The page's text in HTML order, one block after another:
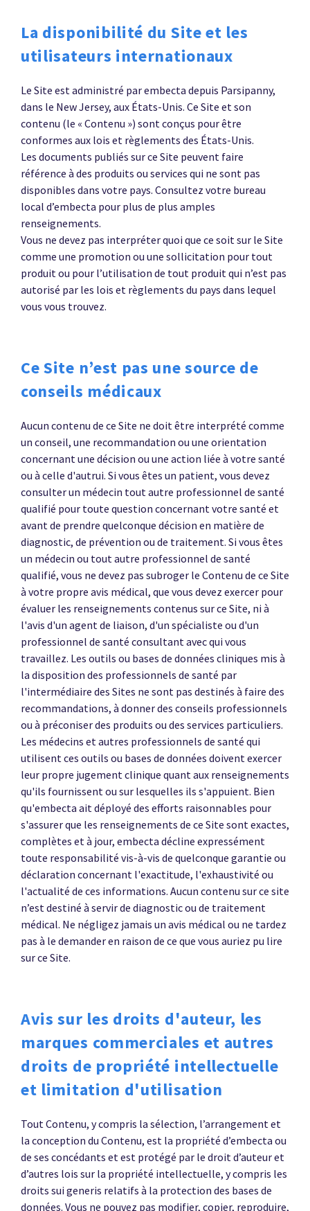
La disponibilité du Site et les
utilisateurs internationaux
Le Site est administré par embecta depuis Parsipanny,
dans le New Jersey, aux États-Unis. Ce Site et son
contenu (le « Contenu ») sont conçus pour être
conformes aux lois et règlements des États-Unis.
Les documents publiés sur ce Site peuvent faire
référence à des produits ou services qui ne sont pas
disponibles dans votre pays. Consultez votre bureau
local d’embecta pour plus de plus amples
renseignements.
Vous ne devez pas interpréter quoi que ce soit sur le Site
comme une promotion ou une sollicitation pour tout
produit ou pour l’utilisation de tout produit qui n’est pas
autorisé par les lois et règlements du pays dans lequel
vous vous trouvez.
Ce Site n’est pas une source de
conseils médicaux
Aucun contenu de ce Site ne doit être interprété comme
un conseil, une recommandation ou une orientation
concernant une décision ou une action liée à votre santé
ou à celle d'autrui. Si vous êtes un patient, vous devez
consulter un médecin tout autre professionnel de santé
qualifié pour toute question concernant votre santé et
avant de prendre quelconque décision en matière de
diagnostic, de prévention ou de traitement. Si vous êtes
un médecin ou tout autre professionnel de santé
qualifié, vous ne devez pas subroger le Contenu de ce Site
à votre propre avis médical, que vous devez exercer pour
évaluer les renseignements contenus sur ce Site, ni à
l'avis d'un agent de liaison, d'un spécialiste ou d'un
professionnel de santé consultant avec qui vous
travaillez. Les outils ou bases de données cliniques mis à
la disposition des professionnels de santé par
l'intermédiaire des Sites ne sont pas destinés à faire des
recommandations, à donner des conseils professionnels
ou à préconiser des produits ou des services particuliers.
Les médecins et autres professionnels de santé qui
utilisent ces outils ou bases de données doivent exercer
leur propre jugement clinique quant aux renseignements
qu'ils fournissent ou sur lesquelles ils s'appuient. Bien
qu'embecta ait déployé des efforts raisonnables pour
s'assurer que les renseignements de ce Site sont exactes,
complètes et à jour, embecta décline expressément
toute responsabilité vis-à-vis de quelconque garantie ou
déclaration concernant l'exactitude, l'exhaustivité ou
l'actualité de ces informations. Aucun contenu sur ce site
n’est destiné à servir de diagnostic ou de traitement
médical. Ne négligez jamais un avis médical ou ne tardez
pas à le demander en raison de ce que vous auriez pu lire
sur ce Site.
Avis sur les droits d'auteur, les
marques commerciales et autres
droits de propriété intellectuelle
et limitation d'utilisation
Tout Contenu, y compris la sélection, l’arrangement et
la conception du Contenu, est la propriété d’embecta ou
de ses concédants et est protégé par le droit d’auteur et
d’autres lois sur la propriété intellectuelle, y compris les
droits sui generis relatifs à la protection des bases de
données. Vous ne pouvez pas modifier, copier, reproduire,